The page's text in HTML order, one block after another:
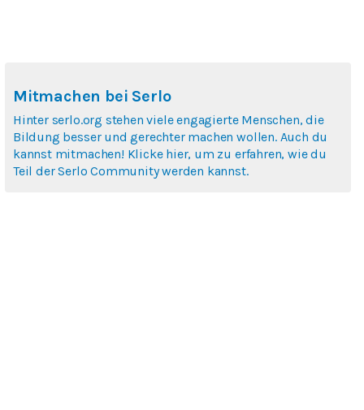
Mitmachen bei Serlo
Hinter serlo.org stehen viele engagierte Menschen, die
Bildung besser und gerechter machen wollen. Auch du
kannst mitmachen! Klicke hier, um zu erfahren, wie du
Teil der Serlo Community werden kannst.